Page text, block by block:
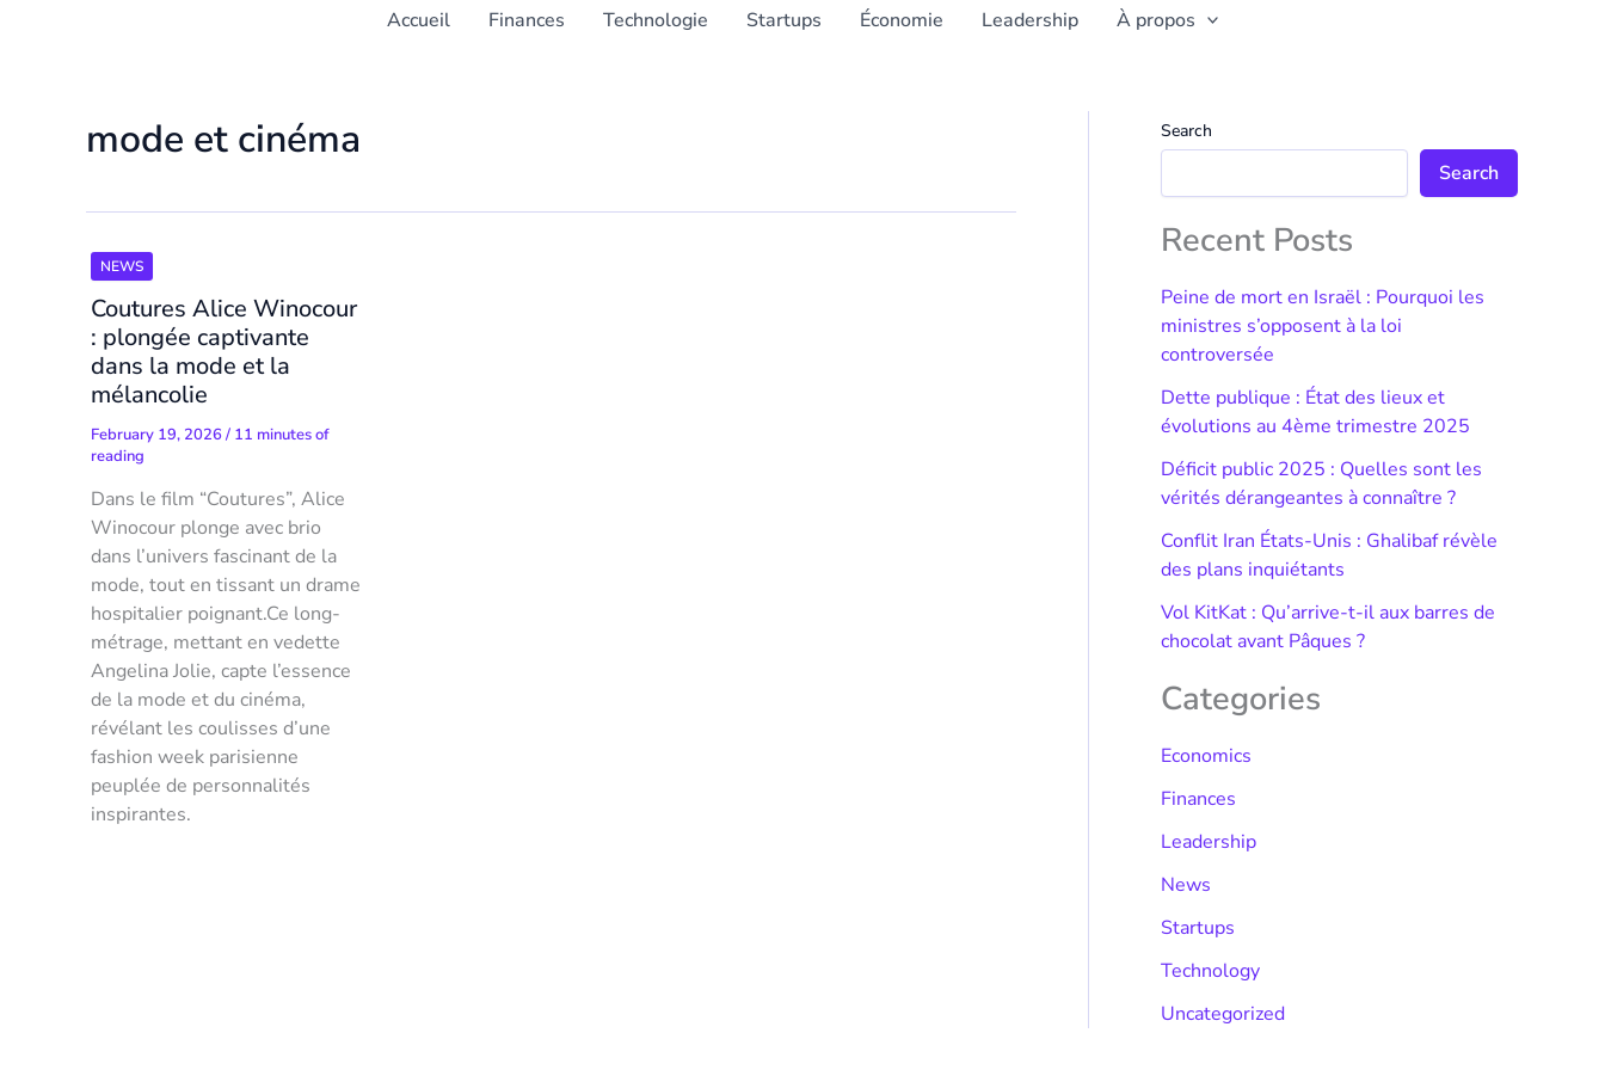
Accueil Finances Technologie Startups Économie Leadership À propos
mode et cinéma
NEWS
Coutures Alice Winocour
: plongée captivante
dans la mode et la
mélancolie
February 19, 2026/ 11 minutes of
reading
Dans le film “Coutures”, Alice
Winocour plonge avec brio
dans l’univers fascinant de la
mode, tout en tissant un drame
hospitalier poignant.Ce long-
métrage, mettant en vedette
Angelina Jolie, capte l’essence
de la mode et du cinéma,
révélant les coulisses d’une
fashion week parisienne
peuplée de personnalités
inspirantes.
Search
Search
Recent Posts
Peine de mort en Israël : Pourquoi les
ministres s’opposent à la loi
controversée
Dette publique : État des lieux et
évolutions au 4ème trimestre 2025
Déficit public 2025 : Quelles sont les
vérités dérangeantes à connaître ?
Conflit Iran États-Unis : Ghalibaf révèle
des plans inquiétants
Vol KitKat : Qu’arrive-t-il aux barres de
chocolat avant Pâques ?
Categories
Economics
Finances
Leadership
News
Startups
Technology
Uncategorized